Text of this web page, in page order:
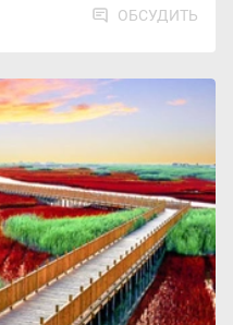
ОБСУДИТЬ